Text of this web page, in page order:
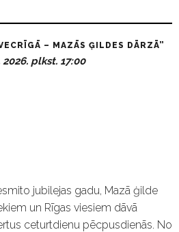
– MAZĀS ĢILDES DĀRZĀ”
plkst. 17:00
jubilejas gadu, Mazā ģilde
un Rīgas viesiem dāvā
ceturtdienu pēcpusdienās. No